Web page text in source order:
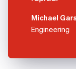
Michael
Engineering